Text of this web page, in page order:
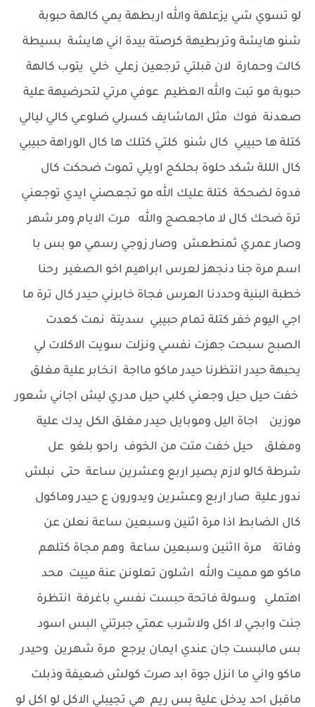
لو تسوي شي يزعلهة والله اربطهة يمي كالهة حبوبة
شنو هايشة وتربطيهة كرصتة بيدة اني هايشة بسيطة
كالت وحمارة لان قبلتي ترجعين زعلي خلي يتوب كالهة
حبوبة مو تبت والله العظيم عوفي مرتي لتحرضيهة علية
صعدنة فوك مثل الماشايف كسرلي ضلوعي كالي ليالي
كتلة ها حبيبي كال شنو كلتي كتلك ها كال الوراهة حبيبي
كال الللة شكد حلوة بحلكج اويلي تموت ضحكت كال
فدوة لضحكة كتلة عليك الله مو تجعصني ايدي توجعني
ترة ضحك كال لا ماجعصج والله مرت الايام ومر شهر
وصار عمري ثمنطعش وصار زوجي رسمي مو بس با
اسم مرة جنا دنجهز لعرس ابراهيم اخو الصغير رحنا
خطبة البنية وحددنا العرس فجاة خابرني حيدر كال ترة ما
اجي اليوم خفر كتلة تمام حبيبي سديتة نمت كعدت
الصبح سبحت جهزت نفسي ونزلت سويت الاكلات لي
يحبهة حيدر انتظرنا حيدر ماكو مااجة انخابر علية مغلق
خفت حيل حيل وجعني كلبي حيل مدري ليش اجاني شعور
موزين اجاة اليل وموبايل حيدر مغلق الكل يدك علية
ومغلق حيل خفت متت من الخوف راحو بلغو عل
شرطة كالو لازم يصير اربع وعشرين ساعة حتى نبلش
ندور علية صار اربع وعشرين ويدورون ع حيدر وماكول
كال الضابط اذا مرة اثنين وسبعين ساعة نعلن عن
وفاتة مرة ااثنين وسبعين ساعة وهم مجاة كتلهم
ماكو هو مميت والله اشلون تعلونن عنة مييت محد
اهتملي وسولة فاتحة حبست نفسي باغرفة انتظرة
جنت وابجي لا اكل ولاشرب عمتي جبرتني البس اسود
بس مالبست جان عندي ايمان يرجع مرة شهرين وحيدر
ماكو واني ما انزل جوة ابد صرت كولش ضعيفة وذبلت
ماقبل احد يدخل علية بس ريم هي تجيبلي الاكل لو اكل لو